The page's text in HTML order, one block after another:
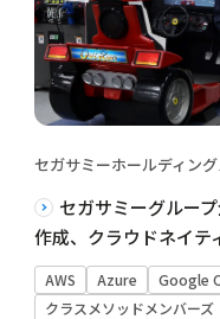
セガサミーホールディン
セガサミーグルー
作成、クラウドネイテ
AWS Azure Google
クラスメソッドメンバーズ